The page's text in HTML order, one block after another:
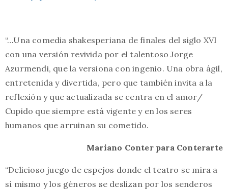
“…Una comedia shakesperiana de finales del siglo XVI
con una versión revivida por el talentoso Jorge
Azurmendi, que la versiona con ingenio. Una obra ágil,
entretenida y divertida, pero que también invita a la
reflexión y que actualizada se centra en el amor/
Cupido que siempre está vigente y en los seres
humanos que arruinan su cometido.
Mariano Conter para Conterarte
“Delicioso juego de espejos donde el teatro se mira a
sí mismo y los géneros se deslizan por los senderos